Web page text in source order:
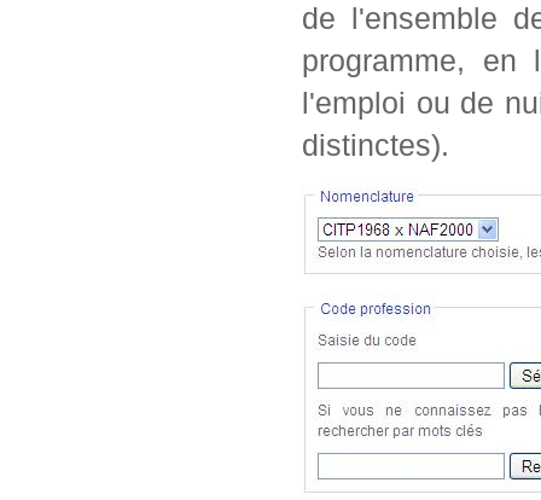
de l'ensemble
programme, en
l'emploi ou de
distinctes).